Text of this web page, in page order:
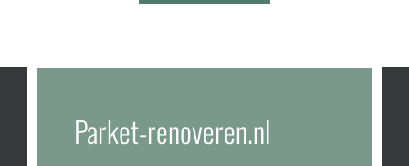
Parket-renoveren.nl